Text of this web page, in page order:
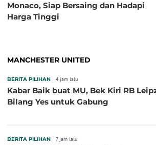
Monaco, Siap Bersaing dan Hadapi
Harga Tinggi
MANCHESTER UNITED
BERITA PILIHAN 4 jam lalu
Kabar Baik buat MU, Bek Kiri RB
Bilang Yes untuk Gabung
BERITA PILIHAN 7 jam lalu